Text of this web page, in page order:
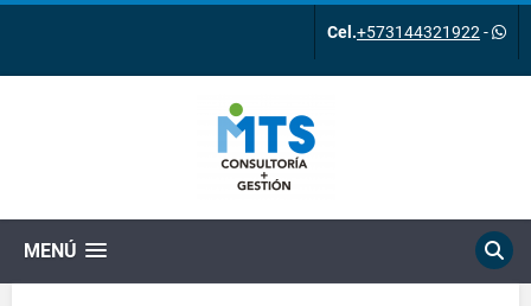
Cel.+573144321922 -
MENÚ